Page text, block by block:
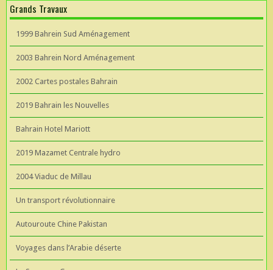
Grands Travaux
1999 Bahrein Sud Aménagement
2003 Bahrein Nord Aménagement
2002 Cartes postales Bahrain
2019 Bahrain les Nouvelles
Bahrain Hotel Mariott
2019 Mazamet Centrale hydro
2004 Viaduc de Millau
Un transport révolutionnaire
Autouroute Chine Pakistan
Voyages dans l’Arabie déserte